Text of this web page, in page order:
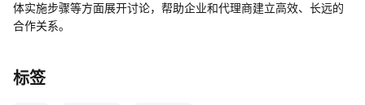
体实施步骤等方面展开讨论，帮助企业和代理商建立高效、长远的
合作关系。
标签